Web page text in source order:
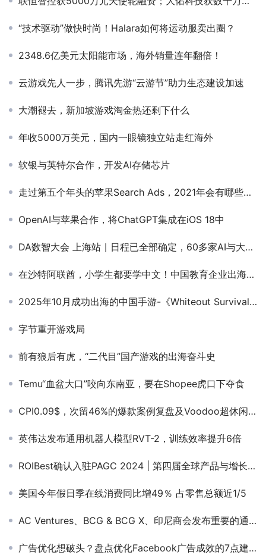
“技术驱动”做快时尚！Halara如何将运动服卖出圈？
2348.6亿美元太阳能市场，海外销量连年翻倍！
云游戏先人一步，腾讯先游“云游节”助力生态建设加速
大潮褪去，新加坡游戏淘金热还剩下什么
年收5000万美元，国内一眼镜独立站走红海外
软银与英特尔合作，开发AI存储芯片
走过第五个年头的苹果Search Ads，2021年会有哪些新变化？
OpenAI与苹果合作，将ChatGPT集成在iOS 18中
DA数智大会 上海站｜日程已全部确定，60多家AI与大数据案例分享在即，你还在等什么
在沙特阿联酋，小学生都要学中文！中国教育企业出海中东正盛
2025年10月成功出海的中国手游-《Whiteout Survival》与《Kingshot》领跑，多款新游亮相收入榜
字节重开游戏局
前有狼后有虎，“二代目”国产游戏的出海奋斗史
Temu“血盆大口”咬向东南亚，要在Shopee虎口下夺食
CPI0.09$，次留46%的爆款案例复盘及Voodoo超休闲游戏创作指南
英伟达发布通用机器人模型RVT-2，训练效率提升6倍
ROIBest确认入驻PAGC 2024 | 第四届全球产品与增长展会！
美国今年假日季在线消费同比增49％ 占零售总额近1/5
AC Ventures、BCG & BCG X、印尼商会发布重要的通用AI报告，勾画印尼金融服务的未来
广告优化想破头？盘点优化Facebook广告成效的7点建议